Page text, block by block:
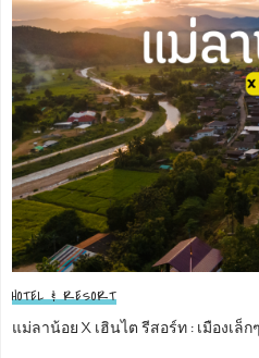
HOTEL & RESORT
แม่ลาน้อย X เฮินไต รีสอร์ท : เมืองเล็